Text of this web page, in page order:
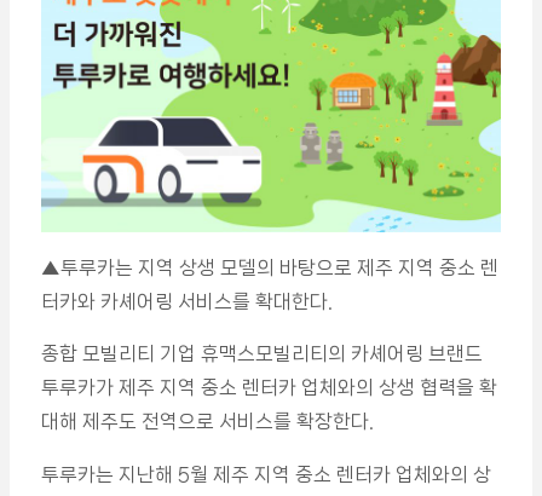
▲투루카는 지역 상생 모델의 바탕으로 제주 지역 중소 렌
터카와 카셰어링 서비스를 확대한다.
종합 모빌리티 기업 휴맥스모빌리티의 카셰어링 브랜드
투루카가 제주 지역 중소 렌터카 업체와의 상생 협력을 확
대해 제주도 전역으로 서비스를 확장한다.
투루카는 지난해 5월 제주 지역 중소 렌터카 업체와의 상